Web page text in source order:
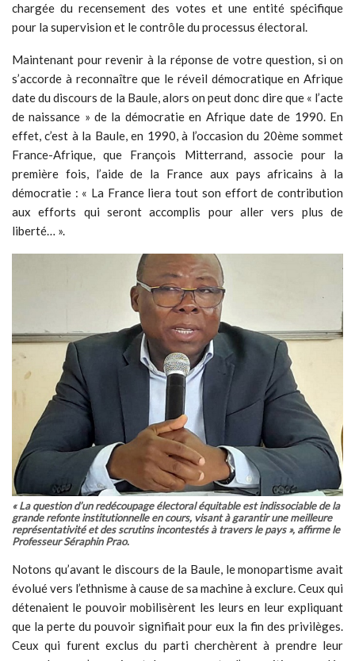
chargée du recensement des votes et une entité spécifique
pour la supervision et le contrôle du processus électoral.
Maintenant pour revenir à la réponse de votre question, si on
s’accorde à reconnaître que le réveil démocratique en Afrique
date du discours de la Baule, alors on peut donc dire que « l’acte
de naissance » de la démocratie en Afrique date de 1990. En
effet, c’est à la Baule, en 1990, à l’occasion du 20ème sommet
France-Afrique, que François Mitterrand, associe pour la
première fois, l’aide de la France aux pays africains à la
démocratie : « La France liera tout son effort de contribution
aux efforts qui seront accomplis pour aller vers plus de
liberté… ».
« La question d’un redécoupage électoral équitable est indissociable de la
grande refonte institutionnelle en cours, visant à garantir une meilleure
représentativité et des scrutins incontestés à travers le pays », affirme le
Professeur Séraphin Prao.
Notons qu’avant le discours de la Baule, le monopartisme avait
évolué vers l’ethnisme à cause de sa machine à exclure. Ceux qui
détenaient le pouvoir mobilisèrent les leurs en leur expliquant
que la perte du pouvoir signifiait pour eux la fin des privilèges.
Ceux qui furent exclus du parti cherchèrent à prendre leur